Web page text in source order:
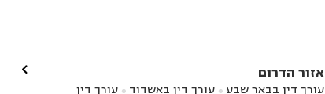
אזור הדרום
עורך דין בבאר שבע  עורך דין באשדוד 
עורך דין
